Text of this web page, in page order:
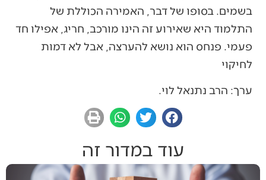
בשמים. בסופו של דבר, האמירה הכוללת של
התלמוד היא שאירוע זה הינו מורכב, חריג, אפילו חד
פעמי. פנחס הוא נושא להערצה, אבל לא דמות
לחיקוי
ערך: הרב נתנאל לוי.
עוד במדור זה